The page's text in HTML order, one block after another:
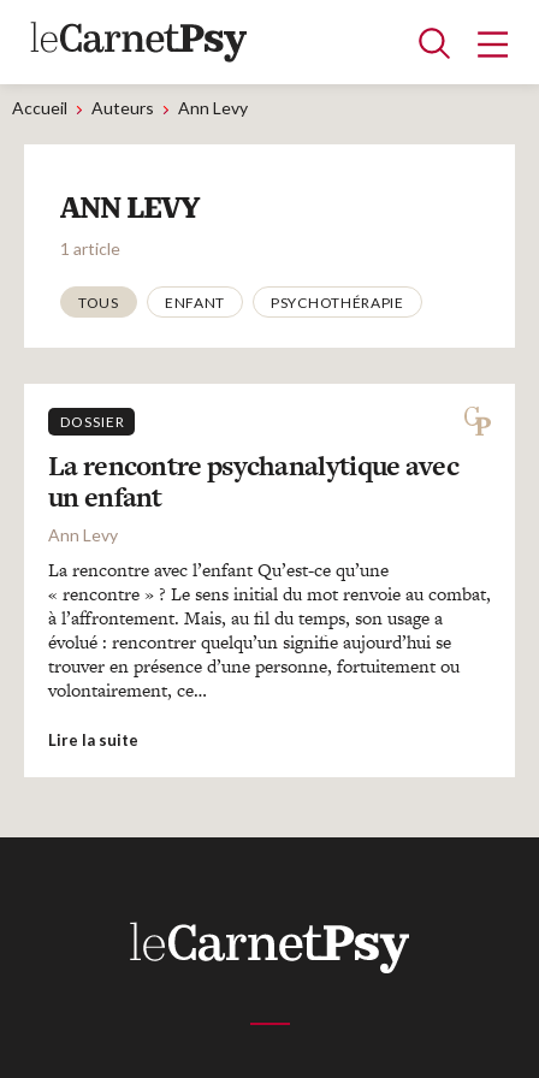
Articles
A la une
Adolescence
Dispositif
Enfance
Périnatalité
Psychanalyse
Psychopathologie
Soin
Dossiers
Blocs-notes
Recherches
Entretiens
Mon compte
Accueil Auteurs Ann Levy
ANN LEVY
1 article
Thématiques
TOUS ENFANT PSYCHOTHÉRAPIE
DOSSIER
La rencontre psychanalytique avec
un enfant
Ann Levy
La rencontre avec l’enfant Qu’est-ce qu’une
« rencontre » ? Le sens initial du mot renvoie au combat,
à l’affrontement. Mais, au fil du temps, son usage a
évolué : rencontrer quelqu’un signifie aujourd’hui se
trouver en présence d’une personne, fortuitement ou
volontairement, ce…
Lire la suite